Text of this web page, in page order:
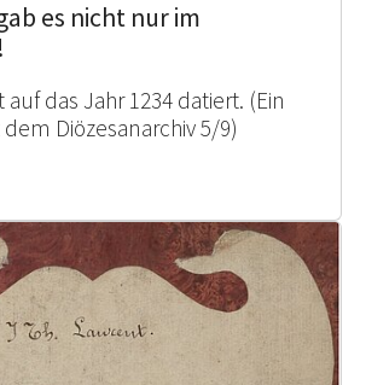
es nicht nur im
auf das Jahr 1234 datiert. (Ein
Diözesanarchiv 5/9)